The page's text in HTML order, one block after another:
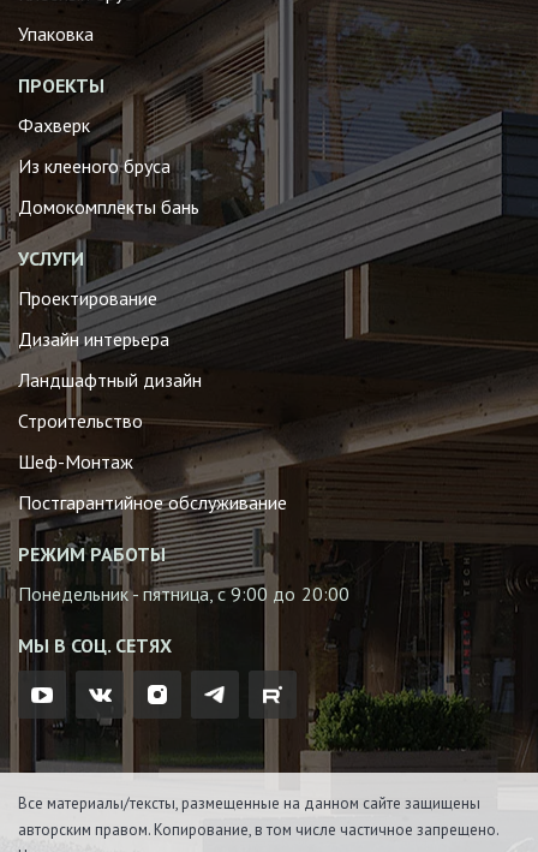
Упаковка
ПРОЕКТЫ
Фахверк
Из клееного бруса
Домокомплекты бань
УСЛУГИ
Проектирование
Дизайн интерьера
Ландшафтный дизайн
Строительство
Шеф-Монтаж
Постгарантийное обслуживание
РЕЖИМ РАБОТЫ
Понедельник - пятница, с 9:00 до 20:00
МЫ В СОЦ. СЕТЯХ
Все материалы/тексты, размещенные на данном сайте защищены
авторским правом. Копирование, в том числе частичное запрещено.